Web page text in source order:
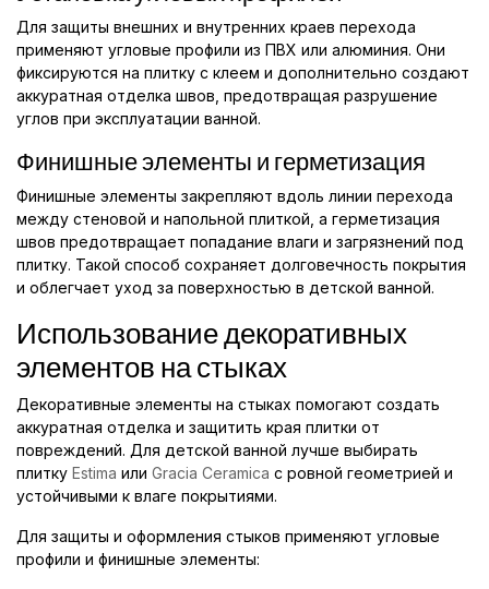
Для защиты внешних и внутренних краев перехода
применяют угловые профили из ПВХ или алюминия. Они
фиксируются на плитку с клеем и дополнительно создают
аккуратная отделка швов, предотвращая разрушение
углов при эксплуатации ванной.
Финишные элементы и герметизация
Финишные элементы закрепляют вдоль линии перехода
между стеновой и напольной плиткой, а герметизация
швов предотвращает попадание влаги и загрязнений под
плитку. Такой способ сохраняет долговечность покрытия
и облегчает уход за поверхностью в детской ванной.
Использование декоративных
элементов на стыках
Декоративные элементы на стыках помогают создать
аккуратная отделка и защитить края плитки от
повреждений. Для детской ванной лучше выбирать
плитку Estima или Gracia Ceramica с ровной геометрией и
устойчивыми к влаге покрытиями.
Для защиты и оформления стыков применяют угловые
профили и финишные элементы: